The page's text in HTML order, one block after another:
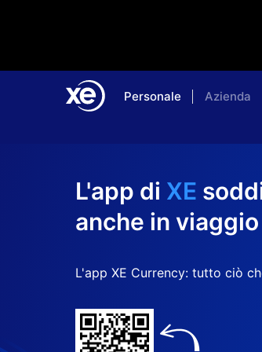
Personale Azienda
L'app di XE
anche in viaggio
L'app XE Currency: tutto ciò